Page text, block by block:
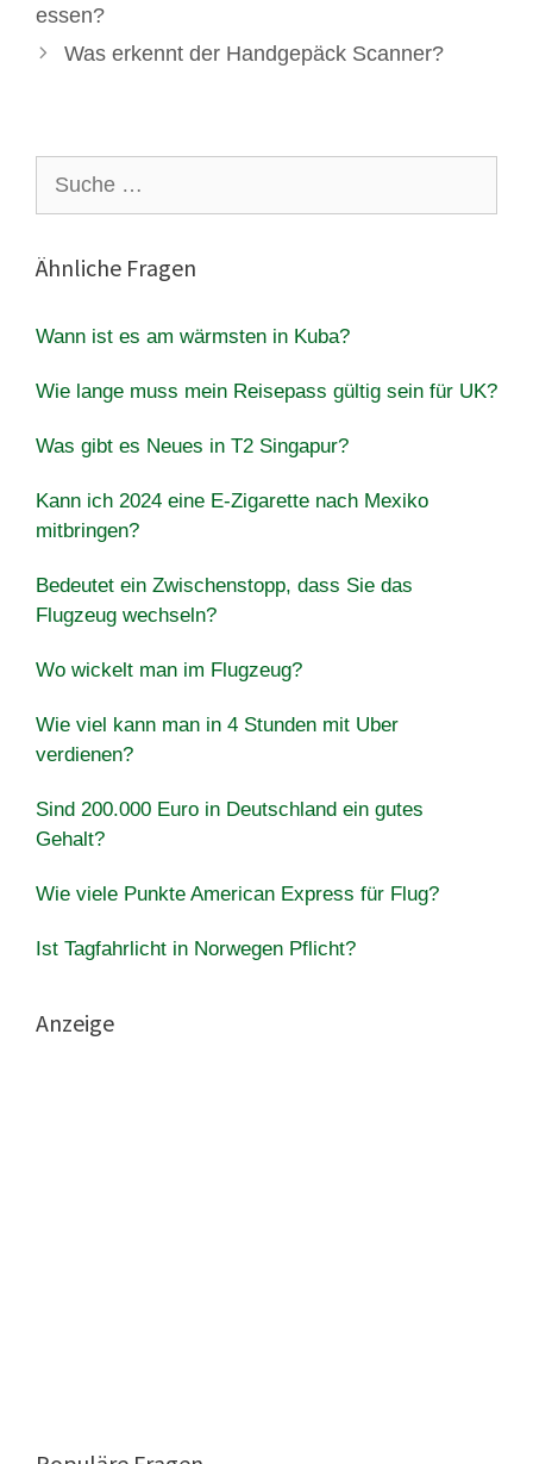
essen?
Was erkennt der Handgepäck Scanner?
nach:
Ähnliche Fragen
Wann ist es am wärmsten in Kuba?
Wie lange muss mein Reisepass gültig sein für UK?
Was gibt es Neues in T2 Singapur?
Kann ich 2024 eine E-Zigarette nach Mexiko
mitbringen?
Bedeutet ein Zwischenstopp, dass Sie das
Flugzeug wechseln?
Wo wickelt man im Flugzeug?
Wie viel kann man in 4 Stunden mit Uber
verdienen?
Sind 200.000 Euro in Deutschland ein gutes
Gehalt?
Wie viele Punkte American Express für Flug?
Ist Tagfahrlicht in Norwegen Pflicht?
Anzeige